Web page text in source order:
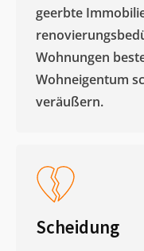
geerbte
Wohnungen
Wohneigentum
veräußern. ​
Scheidung